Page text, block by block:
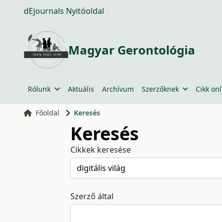
dEjournals Nyitóoldal
Magyar Gerontológia
Rólunk Aktuális Archívum Szerzőknek Cikk
Főoldal Keresés
Keresés
Cikkek keresése
Szerző által